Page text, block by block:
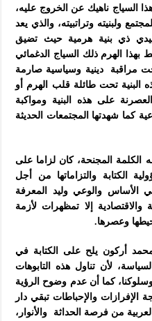
السياج ناهيك عن الخروج عليه،
ولبنيته وتراتبيته، والذي يعد
ذي بنية هرمية حيث تضيق
بهذا الهرم ذلك السياج الدغمائي
مراقبة دينية وسياسية صارمة
البنية تحت طائلة قلب الهرم أو
على هذه البنية ومواكبة
كما شهدتها المجتمعات الحديثة
المجنحة، كان لزاما على
الكتابة والتزاماتها من أجل
في الأساس والوعي وليد المعرفة
والاقتصادية إلا تمظهرات لأزمة
وعصرها.
أركون يلح على الكتابة في
لأن تناول هذه التابوهات
كما أن عدم وضوح الرؤية
الإفرازات والإحباطات تبقي دار
من فرصة الحداثة والأنوار،